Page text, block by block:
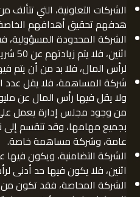
الشركات التعاونية، التي
هدفهم تحقيق أهدافهم
الشركة المحدودة المسؤولية،
لرأس المال، فلا بد من أن يتم
شركة المساهمة، فلا يقل
ولا يقل فيها رأس المال عن
من وجود مجلس إدارة يعمل
بجميع مهامها، وقد تنقسم
عامة، وشركة مساهمة خاصة.
الشركة التضامنية، ويكون
اثنين، فلا يكون فيها حد أدنى
الشركة المحاصة، فقد تكون